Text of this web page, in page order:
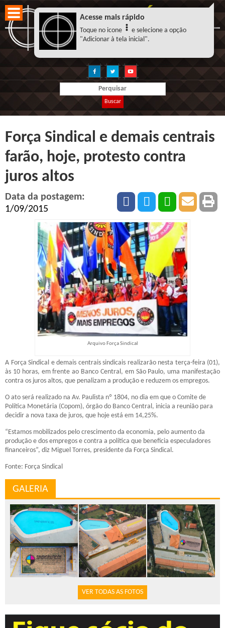
Buscar
Força Sindical e demais centrais
farão, hoje, protesto contra
juros altos
Data da postagem:
1/09/2015
Arquivo Força Sindical
A Força Sindical e demais centrais sindicais realizarão nesta terça-feira (01),
às 10 horas, em frente ao Banco Central, em São Paulo, uma manifestação
contra os juros altos, que penalizam a produção e reduzem os empregos.
O ato será realizado na Av. Paulista nº 1804, no dia em que o Comite de
Política Monetária (Copom), órgão do Banco Central, inicia a reunião para
decidir a nova taxa de juros, que hoje está em 14,25%.
“Estamos mobilizados pelo crescimento da economia, pelo aumento da
produção e dos empregos e contra a política que beneficia especuladores
financeiros”, diz Miguel Torres, presidente da Força Sindical.
Fonte: Força Sindical
GALERIA
VER TODAS AS FOTOS
Acesse mais rápido
Toque no icone
e selecione a opção
"Adicionar à tela inicial".